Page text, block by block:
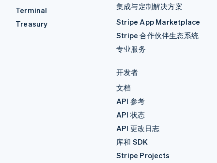
Terminal
Treasury
集成与定制解决方案
Stripe App Marketplace
Stripe 合作伙伴生态系统
专业服务
开发者
文档
API 参考
API 状态
API 更改日志
库和 SDK
Stripe Projects